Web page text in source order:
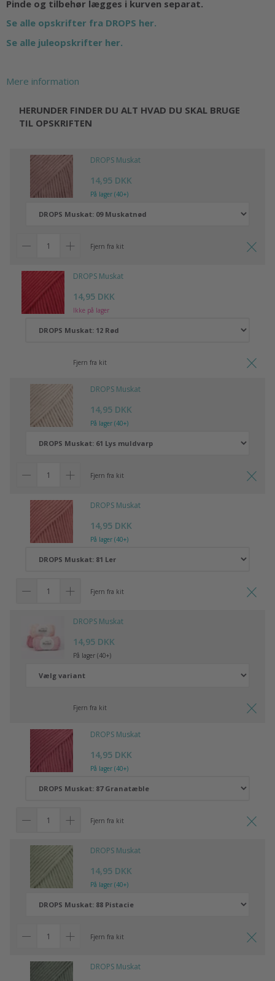
Pinde og tilbehør lægges i kurven separat.
Se alle opskrifter fra DROPS her.
Se alle juleopskrifter her.
Mere information
HERUNDER FINDER DU ALT HVAD DU SKAL BRUGE
TIL OPSKRIFTEN
DROPS Muskat
14,95 DKK
På lager (40+)
Fjern fra kit
DROPS Muskat
14,95 DKK
Ikke på lager
Fjern fra kit
DROPS Muskat
14,95 DKK
På lager (40+)
Fjern fra kit
DROPS Muskat
14,95 DKK
På lager (40+)
Fjern fra kit
DROPS Muskat
14,95 DKK
På lager (40+)
Fjern fra kit
DROPS Muskat
14,95 DKK
På lager (40+)
Fjern fra kit
DROPS Muskat
14,95 DKK
På lager (40+)
Fjern fra kit
DROPS Muskat